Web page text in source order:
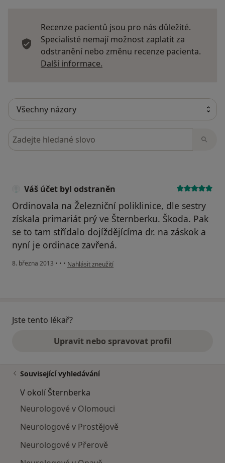
Recenze pacientů jsou pro nás důležité.
Specialisté nemají možnost zaplatit za
odstranění nebo změnu recenze pacienta.
Další informace.
Hledejte v názorech
Váš účet byl odstraněn
Ordinovala na Železniční poliklinice, dle sestry
získala primariát prý ve Šternberku. Škoda. Pak
se to tam střídalo dojíždějícíma dr. na záskok a
nyní je ordinace zavřená.
8. března 2013 • • • podle názoru uživatele Váš účet byl odstraněn
Nahlásit zneužití
Jste tento lékař?
Upravit nebo spravovat profil
Související vyhledávání
V okolí Šternberka
Neurologové v Olomouci
Neurologové v Prostějově
Neurologové v Přerově